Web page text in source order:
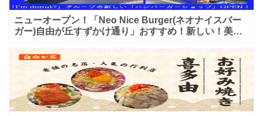
ニューオープン！「Neo Nice Burger(ネオナイスバー
ガー)自由が丘すずかけ通り」おすすめ！新しい！美味